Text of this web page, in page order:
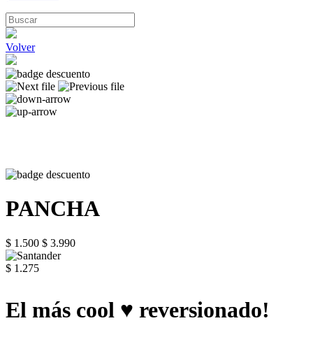
Volver
PANCHA
$ 1.500 $ 3.990
$ 1.275
El más cool ♥ reversionado!